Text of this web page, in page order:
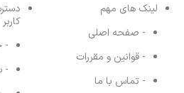
لینک های مهم
- صفحه اصلی
- قوانین و مقررات
- تماس با ما
کاربر
-
-